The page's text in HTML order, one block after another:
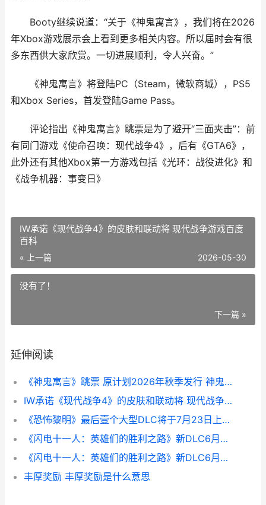
Booty继续说道：“关于《神鬼寓言》，我们将在2026
年Xbox游戏展示会上看到更多相关内容。所以届时会有很
多东西供大家欣赏。一切进展顺利，令人兴奋。”
《神鬼寓言》将登陆PC（Steam，微软商城），PS5
和Xbox Series，首发登陆Game Pass。
评论指出《神鬼寓言》跳票是为了避开“三面夹击”：前
有同门游戏《使命召唤：现代战争4》，后有《GTA6》，
此外还有其他Xbox第一方游戏包括《光环：战役进化》和
《战争机器：事变日》
IW承诺《现代战争4》的皮肤和联动将 现代战争游戏百度
百科
« 上一篇 2026-05-30
没有了！
下一篇 »
延伸阅读
《神鬼寓言》跳票 原计划2026年秋季发行 神鬼寓言50秒
IW承诺《现代战争4》的皮肤和联动将 现代战争游戏百度百科
《恐怖黎明》最后壹个大型DLC将于7月23日上线 恐怖黎明ui
《闪电十一人：英雄们的胜利之路》新DLC6月不收费公开 闪电十一人阿瑞斯的天秤
《闪电十一人：英雄们的胜利之路》新DLC6月不收费公开 闪电十一人英雄们的胜利之路
丰厚奖励 丰厚奖励是什么意思